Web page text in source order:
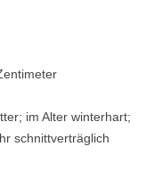
im Alter winterhart;
schnittverträglich